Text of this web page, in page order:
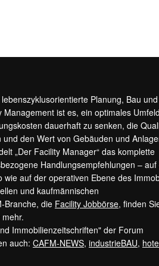
Planung, Bau und
ist es, ein optimales
dauerhaft zu senken, die
den Wert von Gebäuden und
„Der Facility Manager“ das komplette
Handlungsempfehlungen – auf
auf der operativen Ebene des
und kaufmännischen
Branche, die Facility Jobbörse, finden
Immobilienzeitschriften" der Forum
auch: CAFM-NEWS, industrieBAU,